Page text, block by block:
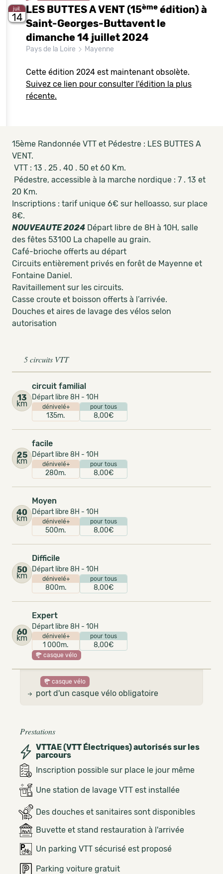
juil.
14
LES BUTTES A VENT (15ème édition) à
Saint-Georges-Buttavent le
dimanche 14 juillet 2024
Pays de la Loire Mayenne
Cette édition 2024 est maintenant obsolète.
Suivez ce lien pour consulter l'édition la plus
récente.
15ème Randonnée VTT et Pédestre : LES BUTTES A
VENT.
VTT : 13 . 25 . 40 . 50 et 60 Km.
Pédestre, accessible à la marche nordique : 7 . 13 et
20 Km.
Inscriptions : tarif unique 6€ sur helloasso, sur place
8€.
NOUVEAUTE 2024 Départ libre de 8H à 10H, salle
des fêtes 53100 La chapelle au grain.
Café-brioche offerts au départ
Circuits entièrement privés en forêt de Mayenne et
Fontaine Daniel.
Ravitaillement sur les circuits.
Casse croute et boisson offerts à l’arrivée.
Douches et aires de lavage des vélos selon
autorisation
5 circuits VTT
13
km
circuit familial
Départ libre 8H - 10H
dénivelé+
135m.
pour tous
8,00€
25
km
facile
Départ libre 8H - 10H
dénivelé+
280m.
pour tous
8,00€
40
km
Moyen
Départ libre 8H - 10H
dénivelé+
500m.
pour tous
8,00€
50
km
Difficile
Départ libre 8H - 10H
dénivelé+
800m.
pour tous
8,00€
60
km
Expert
Départ libre 8H - 10H
dénivelé+
1 000m.
pour tous
8,00€
casque vélo
casque vélo
port d'un casque vélo obligatoire
Prestations
VTTAE (VTT Électriques) autorisés sur les
parcours
Inscription possible sur place le jour même
Une station de lavage VTT est installée
Des douches et sanitaires sont disponibles
Buvette et stand restauration à l'arrivée
Un parking VTT sécurisé est proposé
Parking voiture gratuit